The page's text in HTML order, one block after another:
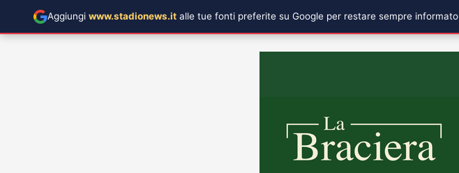
Aggiungi www.stadionews.it alle tue fonti preferite su Google per restare sempre informato